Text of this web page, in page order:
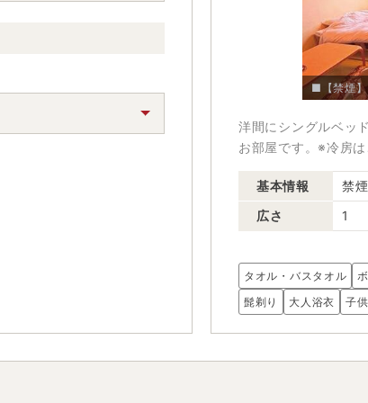
■【禁煙
洋間にシングルベッ
お部屋です。※冷房
基本情報
禁
広さ
1
タオル・バスタオル
髭剃り
大人浴衣 子